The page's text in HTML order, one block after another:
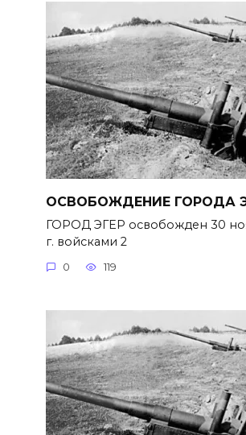
ОСВОБОЖДЕНИЕ ГОРОДА
ГОРОД ЭГЕР освобожден 30
г. войсками 2
0 119